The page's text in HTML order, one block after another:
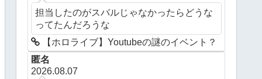
担当したのがスバルじゃなかったらどうな
ってたんだろうな
【ホロライブ】Youtubeの謎のイベント？
匿名
2026.08.07